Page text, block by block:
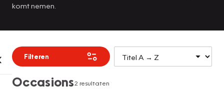
komt nemen.
Filteren
Occasions2 resultaten